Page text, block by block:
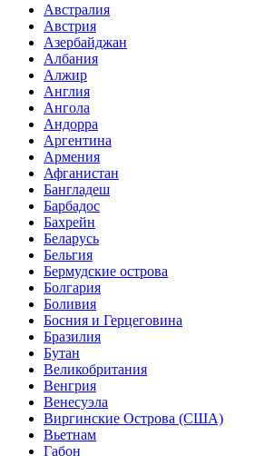
Австралия
Австрия
Азербайджан
Албания
Алжир
Англия
Ангола
Андорра
Аргентина
Армения
Афганистан
Бангладеш
Барбадос
Бахрейн
Беларусь
Бельгия
Бермудские острова
Болгария
Боливия
Босния и Герцеговина
Бразилия
Бутан
Великобритания
Венгрия
Венесуэла
Виргинские Острова (США)
Вьетнам
Габон